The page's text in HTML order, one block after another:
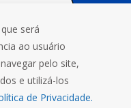
será
ao usuário
pelo site,
e utilizá-los
de Privacidade.